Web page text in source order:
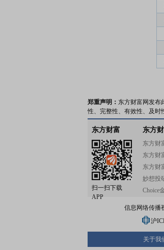
郑重声明： 东方财富网发布
性、完整性、有效性、及时
东方财富
扫一扫下载
APP
东方
东方财
东方财
东方财
妙想投
Choice
信息网络传播
沪
关于我